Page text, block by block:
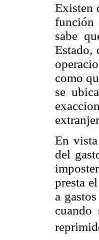
Existen
función
sabe
Estado,
como
se
En
del
presta
a
cuando